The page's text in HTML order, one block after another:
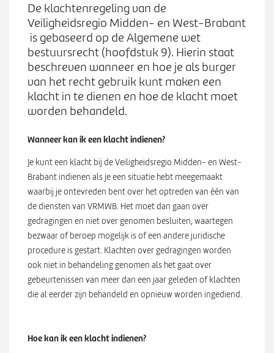
De klachtenregeling van de
Veiligheidsregio Midden- en West-Brabant
is gebaseerd op de Algemene wet
bestuursrecht (hoofdstuk 9). Hierin staat
beschreven wanneer en hoe je als burger
van het recht gebruik kunt maken een
klacht in te dienen en hoe de klacht moet
worden behandeld.
Wanneer kan ik een klacht indienen?
Je kunt een klacht bij de Veiligheidsregio Midden- en West-
Brabant indienen als je een situatie hebt meegemaakt
waarbij je ontevreden bent over het optreden van één van
de diensten van VRMWB. Het moet dan gaan over
gedragingen en niet over genomen besluiten, waartegen
bezwaar of beroep mogelijk is of een andere juridische
procedure is gestart. Klachten over gedragingen worden
ook niet in behandeling genomen als het gaat over
gebeurtenissen van meer dan een jaar geleden of klachten
die al eerder zijn behandeld en opnieuw worden ingediend.
Hoe kan ik een klacht indienen?